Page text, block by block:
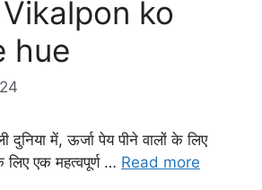
ko
hue
में, ऊर्जा पेय पीने वालों के लिए
लिए एक महत्वपूर्ण … Read more